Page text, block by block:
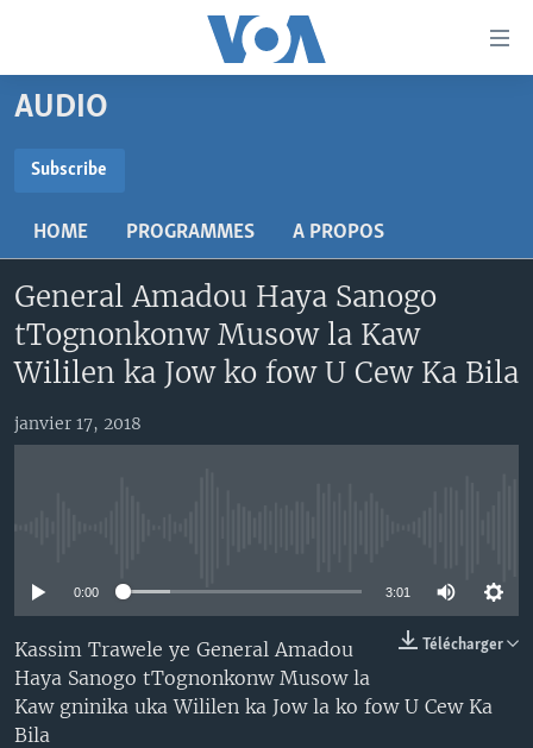
Menu
principal
navigation
principale
Retour
recherche
MALI KURA
RADIO
AN BA FO!
FARAFINA FOLI
Learning English
SUIVEZ-NOUS
AUDIO
Subscribe
HOME PROGRAMMES A PROPOS
General Amadou Haya Sanogo
tTognonkonw Musow la Kaw
Wililen ka Jow ko fow U Cew Ka Bila
janvier 17, 2018
0:00 3:01
Télécharger
Kassim Trawele ye General Amadou
Haya Sanogo tTognonkonw Musow la
Kaw gninika uka Wililen ka Jow la ko fow U Cew Ka
Bila